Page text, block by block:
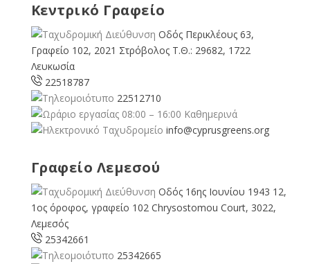
Κεντρικό Γραφείο
Οδός Περικλέους 63,
Γραφείο 102, 2021 Στρόβολος Τ.Θ.: 29682, 1722
Λευκωσία
22518787
22512710
08:00 – 16:00 Καθημερινά
info@cyprusgreens.org
Γραφείο Λεμεσού
Οδός 16ης Ιουνίου 1943 12,
1ος όροφος, γραφείο 102 Chrysostomou Court, 3022,
Λεμεσός
25342661
25342665